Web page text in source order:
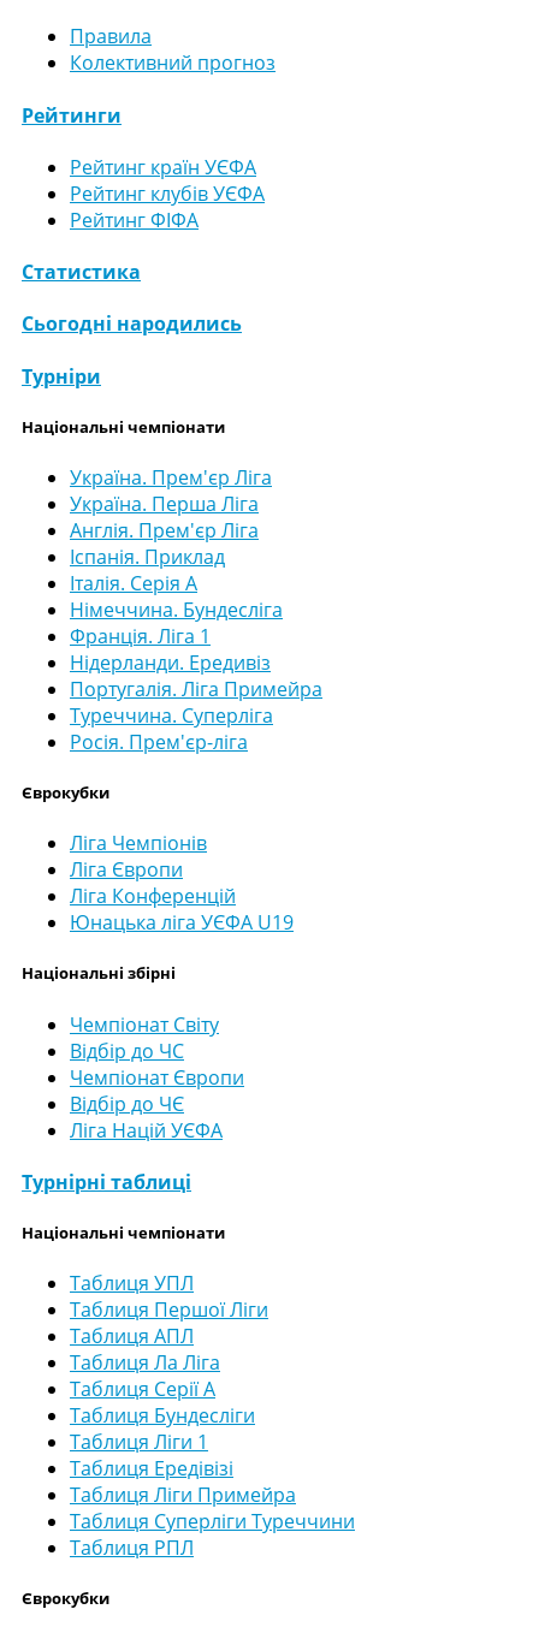
Правила
Колективний прогноз
Рейтинги
Рейтинг країн УЄФА
Рейтинг клубів УЄФА
Рейтинг ФІФА
Статистика
Сьогодні народились
Турніри
Національні чемпіонати
Україна. Прем'єр Ліга
Україна. Перша Ліга
Англія. Прем'єр Ліга
Іспанія. Приклад
Італія. Серія А
Німеччина. Бундесліга
Франція. Ліга 1
Нідерланди. Ередивіз
Португалія. Ліга Примейра
Туреччина. Суперліга
Росія. Прем'єр-ліга
Єврокубки
Ліга Чемпіонів
Ліга Європи
Ліга Конференцій
Юнацька ліга УЄФА U19
Національні збірні
Чемпіонат Світу
Відбір до ЧС
Чемпіонат Європи
Відбір до ЧЄ
Ліга Націй УЄФА
Турнірні таблиці
Національні чемпіонати
Таблиця УПЛ
Таблиця Першої Ліги
Таблиця АПЛ
Таблиця Ла Ліга
Таблиця Серії А
Таблиця Бундесліги
Таблиця Ліги 1
Таблиця Ередівізі
Таблиця Ліги Примейра
Таблиця Суперліги Туреччини
Таблиця РПЛ
Єврокубки